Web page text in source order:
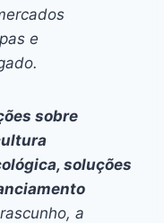
e
sobre
soluções
a